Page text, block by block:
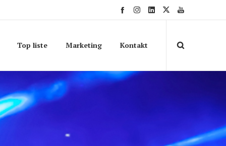
Top liste Marketing Kontakt